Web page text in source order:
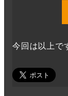
今回は以上で